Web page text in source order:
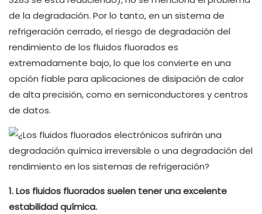
de la degradación. Por lo tanto, en un sistema de
refrigeración cerrado, el riesgo de degradación del
rendimiento de los fluidos fluorados es
extremadamente bajo, lo que los convierte en una
opción fiable para aplicaciones de disipación de calor
de alta precisión, como en semiconductores y centros
de datos.
1. Los fluidos fluorados suelen tener una excelente
estabilidad química.